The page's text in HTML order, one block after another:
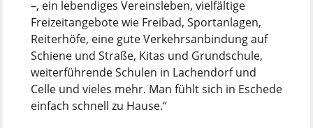
–, ein lebendiges Vereinsleben, vielfältige
Freizeitangebote wie Freibad, Sportanlagen,
Reiterhöfe, eine gute Verkehrsanbindung auf
Schiene und Straße, Kitas und Grundschule,
weiterführende Schulen in Lachendorf und
Celle und vieles mehr. Man fühlt sich in Eschede
einfach schnell zu Hause.“